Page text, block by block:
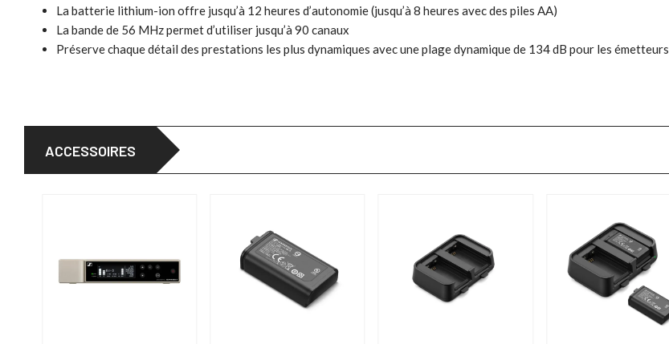
La batterie lithium-ion offre jusqu’à 12 heures d’autonomie (jusqu’à 8 heures avec des piles AA)
La bande de 56 MHz permet d’utiliser jusqu’à 90 canaux
Préserve chaque détail des prestations les plus dynamiques avec une plage dynamique de 134 dB pour les émetteurs
ACCESSOIRES